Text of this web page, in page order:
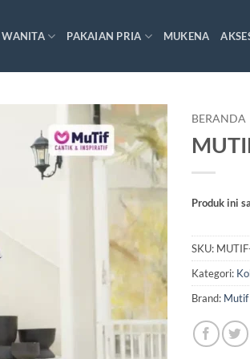
PAKAIAN PRIA MUKENA
BERANDA
Produk ini
SKU:
Kategori:
Brand: Mutif